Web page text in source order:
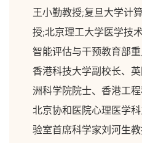
王小勤教授;复旦大学计
授;北京理工大学医学技
智能评估与干预教育部
香港科技大学副校长、
洲科学院院士、香港工
北京协和医院心理医学
验室首席科学家刘河生